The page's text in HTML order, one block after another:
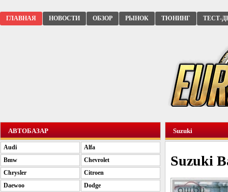
ГЛАВНАЯ НОВОСТИ ОБЗОР РЫНОК ТЮНИНГ ТЕСТ-
Suzuki
Suzuki
АВТОБАЗАР
Audi
Alfa
Bmw
Chevrolet
Chrysler
Citroen
Daewoo
Dodge